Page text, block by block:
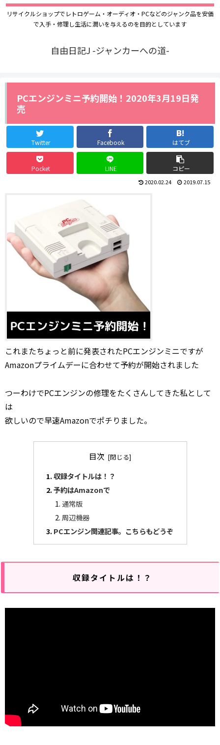
リサイクルショップでレトロゲーム・オーディオ・PCなどのジャンク品を安価
で入手・修理し生活に潤いを与えるのを目的としています
自由日記J -ジャンカーへの道-
PCエンジンミニ予約開始！2020年3月19日発
売
Twitter Facebook はてブ
Pocket LINE コピー
2020.02.24 2019.07.15
これまたちょっと前に発表されたPCエンジンミニですが
Amazonプライムデーに合わせて予約が開始されました
つーわけでPCエンジンの修理をたくさんしてきた私として
は
欲しいので早速Amazonでポチりました。
目次
収録タイトルは！？
予約はAmazonで
通常版
周辺機器
PCエンジン関連記事。こちらもどうぞ
収録タイトルは！？